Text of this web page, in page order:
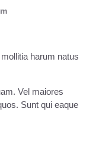
harum natus
Vel maiores
Sunt qui eaque